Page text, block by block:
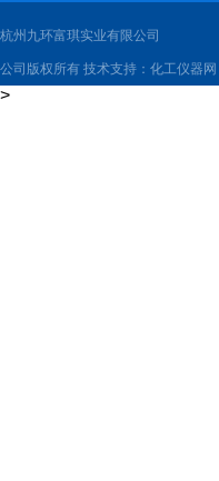
杭州九环富琪实业有限公司
公司版权所有 技术支持： 化工仪器网
>